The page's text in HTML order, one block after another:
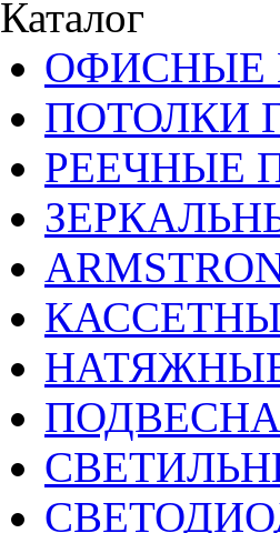
Каталог
ОФИСНЫЕ
ПОТОЛКИ
РЕЕЧНЫЕ